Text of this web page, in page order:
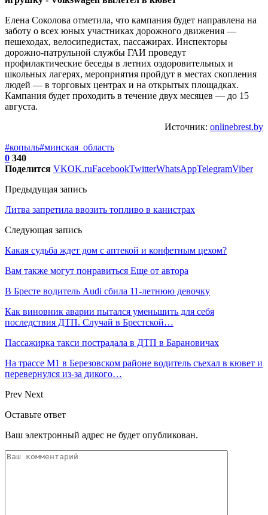
Елена Соколова отметила, что кампания будет направлена на
заботу о всех юных участниках дорожного движения —
пешеходах, велосипедистах, пассажирах. Инспекторы
дорожно-патрульной службы ГАИ проведут
профилактические беседы в летних оздоровительных и
школьных лагерях, мероприятия пройдут в местах скопления
людей — в торговых центрах и на открытых площадках.
Кампания будет проходить в течение двух месяцев — до 15
августа.
Источник: onlinebrest.by
#копыль#минская_область
0 340
Поделится VKOK.ruFacebookTwitterWhatsAppTelegramViber
Предыдущая запись
Литва запретила ввозить топливо в канистрах
Следующая запись
Какая судьба ждет дом с аптекой и конфетным цехом?
Вам также могут понравиться Еще от автора
В Бресте водитель Audi сбила 11-летнюю девочку
Как виновник аварии пытался уменьшить для себя
последствия ДТП. Случай в Брестской…
Пассажирка такси пострадала в ДТП в Барановичах
На трассе М1 в Березовском районе водитель съехал в кювет и
перевернулся из-за дикого…
Prev Next
Оставьте ответ
Ваш электронный адрес не будет опубликован.